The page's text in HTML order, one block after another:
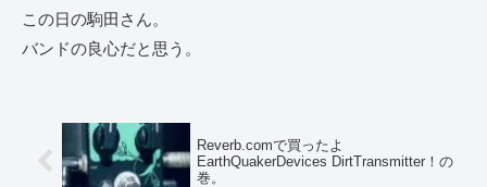
この日の駒田さん。
バンドの良心だと思う。
Reverb.comで買ったよ
EarthQuakerDevices DirtTransmitter！の
巻。